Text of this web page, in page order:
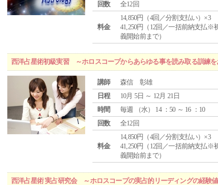
回数
全12回
料金
14,850円（4回／分割支払い）×3
41,250円（12回／一括前納支払※
義開始前まで）
西洋占星術初級実習 ～ホロスコープからあらゆる事を読み取る訓練を
講師
森信 彰雄
日程
10月 5日 ～ 12月 21日
時間
毎週 （水） 14 ：50 ～ 16 ：10
回数
全12回
料金
14,850円（4回／分割支払い）×3
41,250円（12回／一括前納支払※
義開始前まで）
西洋占星術 実占研究会 ～ホロスコープの実占的リーディングの経験